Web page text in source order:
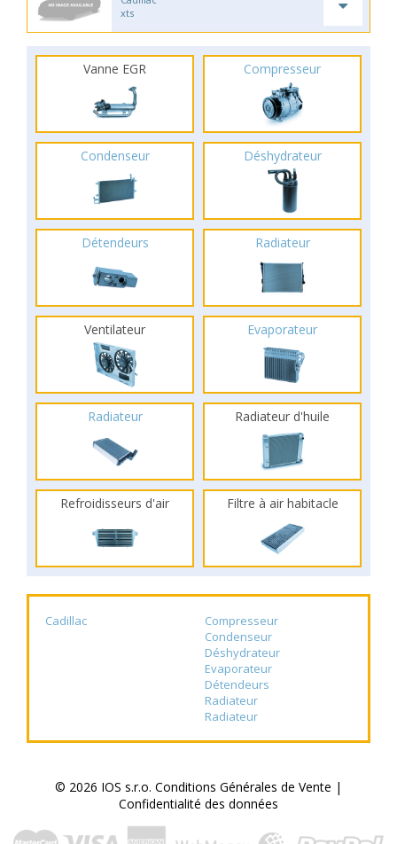
xts
Vanne EGR Compresseur
Condenseur Déshydrateur
Détendeurs Radiateur
Ventilateur Evaporateur
Radiateur Radiateur d'huile
Refroidisseurs d'air Filtre à air habitacle
Cadillac
Compresseur
Condenseur
Déshydrateur
Evaporateur
Détendeurs
Radiateur
Radiateur
© 2026 IOS s.r.o. Conditions Générales de Vente |
Confidentialité des données